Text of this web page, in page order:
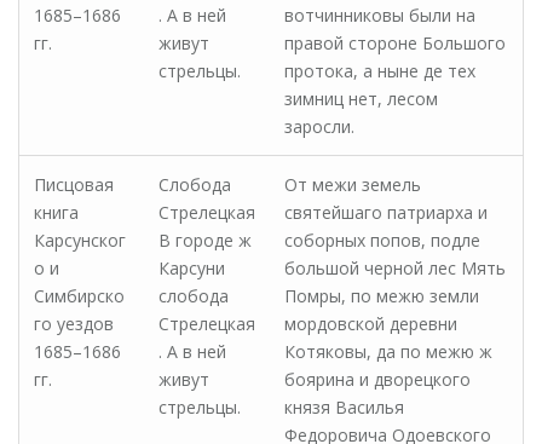
1685–1686
гг.
. А в ней
живут
стрельцы.
вотчинниковы были на
правой стороне Большого
протока, а ныне де тех
зимниц нет, лесом
заросли.
Писцовая
книга
Карсунског
о и
Симбирско
го уездов
1685–1686
гг.
Слобода
Стрелецкая
В городе ж
Карсуни
слобода
Стрелецкая
. А в ней
живут
стрельцы.
От межи земель
святейшаго патриарха и
соборных попов, подле
большой черной лес Мять
Помры, по межю земли
мордовской деревни
Котяковы, да по межю ж
боярина и дворецкого
князя Василья
Федоровича Одоевского